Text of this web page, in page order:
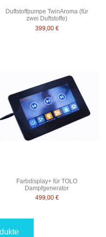
Duftstoffpumpe TwinAroma (für
zwei Duftstoffe)
399,00 €
Farbdisplay+ für TOLO
Dampfgenerator
499,00 €